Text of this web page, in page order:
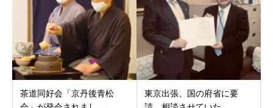
茶道同好会「京丹後青松
東京出張、国の府省に要